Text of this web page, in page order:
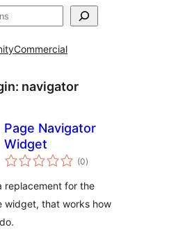
Commercial
navigator
Page Navigator
Widget
(0total
de
)
replacement for the
widget, that works how